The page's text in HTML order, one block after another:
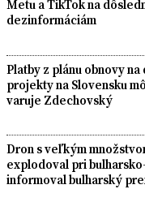
Metu a TikTok na
dezinformáciám
Platby z plánu obnovy
projekty na Slovensku
varuje Zdechovský
Dron s veľkým
explodoval pri
informoval bulharský